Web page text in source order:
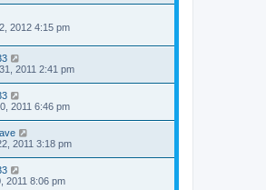
2012 4:15 pm
2011 2:41 pm
2011 6:46 pm
2011 3:18 pm
2011 8:06 pm